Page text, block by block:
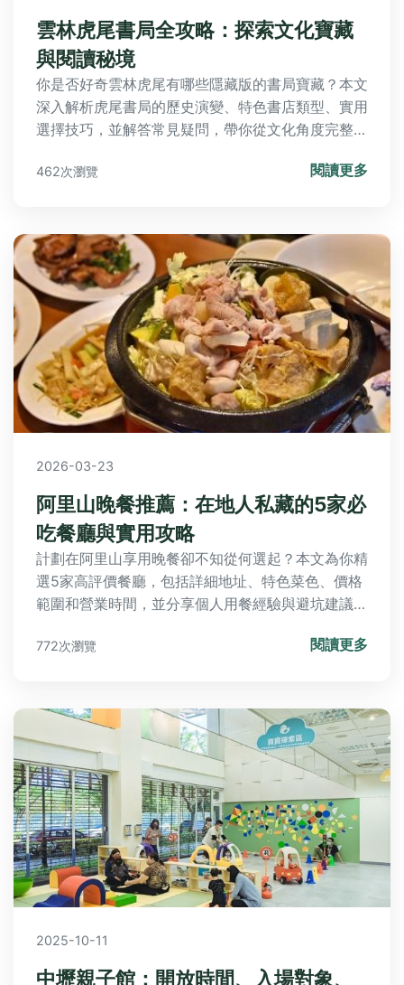
雲林虎尾書局全攻略：探索文化寶藏
與閱讀秘境
你是否好奇雲林虎尾有哪些隱藏版的書局寶藏？本文
深入解析虎尾書局的歷史演變、特色書店類型、實用
選擇技巧，並解答常見疑問，帶你從文化角度完整探
462次瀏覽 閱讀更多
2026-03-23
阿里山晚餐推薦：在地人私藏的5家必
吃餐廳與實用攻略
計劃在阿里山享用晚餐卻不知從何選起？本文為你精
選5家高評價餐廳，包括詳細地址、特色菜色、價格
範圍和營業時間，並分享個人用餐經驗與避坑建議，
772次瀏覽 閱讀更多
2025-10-11
中壢親子館：開放時間、入場對象、